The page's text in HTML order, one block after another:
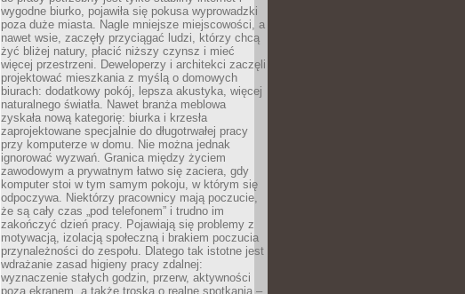
wygodne biurko, pojawiła się pokusa wyprowadzki
poza duże miasta. Nagle mniejsze miejscowości, a
nawet wsie, zaczęły przyciągać ludzi, którzy chcą
żyć bliżej natury, płacić niższy czynsz i mieć
więcej przestrzeni. Deweloperzy i architekci zaczęli
projektować mieszkania z myślą o domowych
biurach: dodatkowy pokój, lepsza akustyka, więcej
naturalnego światła. Nawet branża meblowa
zyskała nową kategorię: biurka i krzesła
zaprojektowane specjalnie do długotrwałej pracy
przy komputerze w domu. Nie można jednak
ignorować wyzwań. Granica między życiem
zawodowym a prywatnym łatwo się zaciera, gdy
komputer stoi w tym samym pokoju, w którym się
odpoczywa. Niektórzy pracownicy mają poczucie,
że są cały czas „pod telefonem” i trudno im
zakończyć dzień pracy. Pojawiają się problemy z
motywacją, izolacją społeczną i brakiem poczucia
przynależności do zespołu. Dlatego tak istotne jest
wdrażanie zasad higieny pracy zdalnej:
wyznaczenie stałych godzin, przerw, aktywności
poza ekranem, a także troska o realne spotkania –